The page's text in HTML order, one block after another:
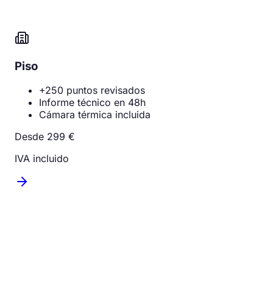
Piso
+250 puntos revisados
Informe técnico en 48h
Cámara térmica incluida
Desde 299 €
IVA incluido